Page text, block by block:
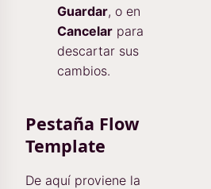
Guardar, o en
Cancelar para
descartar sus
cambios.
Pestaña Flow
Template
De aquí proviene la